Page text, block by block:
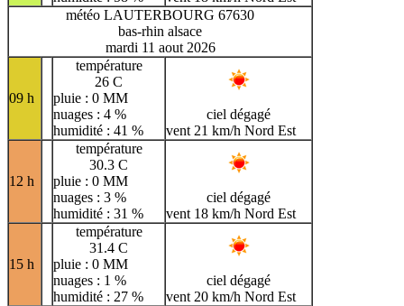
météo LAUTERBOURG 67630
bas-rhin alsace
mardi 11 aout 2026
09 h
température
26 C
pluie : 0 MM
nuages : 4 %
humidité : 41 %
ciel dégagé
vent 21 km/h Nord Est
12 h
température
30.3 C
pluie : 0 MM
nuages : 3 %
humidité : 31 %
ciel dégagé
vent 18 km/h Nord Est
15 h
température
31.4 C
pluie : 0 MM
nuages : 1 %
humidité : 27 %
ciel dégagé
vent 20 km/h Nord Est